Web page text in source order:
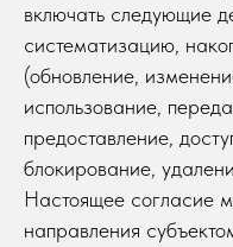
включать следующие
систематизацию,
(обновление,
использование,
предоставление,
блокирование,
Настоящее согласие
направления